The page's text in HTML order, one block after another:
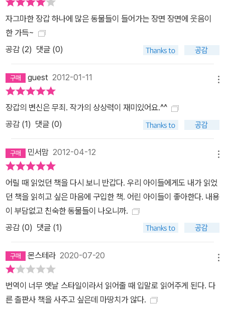
자그마한 장갑 하나에 많은 동물들이 들어가는 장면 장면에 웃음이
한 가득~
공감 (2) 댓글 (0)
guest 2012-01-11
장갑의 변신은 무죄. 작가의 상상력이 재미있어요.^^
공감 (1) 댓글 (0)
민서맘 2012-04-12
어릴 때 읽었던 책을 다시 보니 반갑다. 우리 아이들에게도 내가 읽었
던 책을 읽히고 싶은 마음에 구입한 책. 어린 아이들이 좋아한다. 내용
이 부담없고 친숙한 동물들이 나오니까.
공감 (0) 댓글 (1)
몬스테라 2020-07-20
번역이 너무 옛날 스타일이라서 읽어줄 때 입말로 읽어주게 된다. 다
른 출판사 책을 사주고 싶은데 마땅치가 않다.